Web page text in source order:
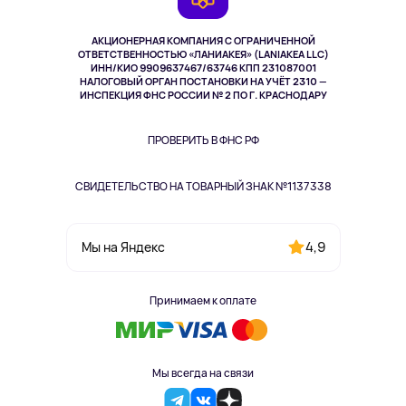
АКЦИОНЕРНАЯ КОМПАНИЯ С ОГРАНИЧЕННОЙ
ОТВЕТСТВЕННОСТЬЮ «ЛАНИАКЕЯ» (LANIAKEA LLC)
ИНН/КИО 9909637467/63746 КПП 231087001
НАЛОГОВЫЙ ОРГАН ПОСТАНОВКИ НА УЧЁТ 2310 —
ИНСПЕКЦИЯ ФНС РОССИИ № 2 ПО Г. КРАСНОДАРУ
ПРОВЕРИТЬ В ФНС РФ
СВИДЕТЕЛЬСТВО НА ТОВАРНЫЙ ЗНАК №1137338
Мы на Яндекс 4,9
Принимаем к оплате
Мы всегда на связи
Здоровье питомцев
Одежда и аксессуары